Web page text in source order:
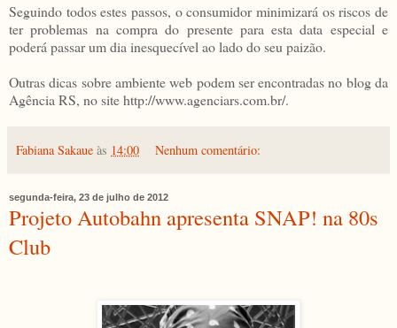
Seguindo todos estes passos, o consumidor minimizará os riscos de
ter problemas na compra do presente para esta data especial e
poderá passar um dia inesquecível ao lado do seu paizão.
Outras dicas sobre ambiente web podem ser encontradas no blog da
Agência RS, no site http://www.agenciars.com.br/.
Fabiana Sakaue às 14:00 Nenhum comentário:
segunda-feira, 23 de julho de 2012
Projeto Autobahn apresenta SNAP! na 80s
Club